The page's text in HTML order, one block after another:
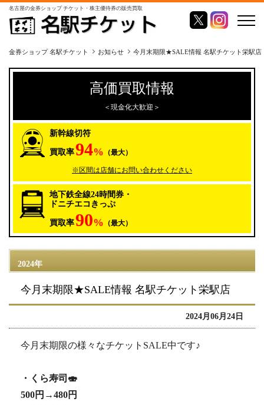
名古屋の金券ショップ チケット・株主優待券の販売買取
金券ショップ 名駅チケット お知らせ 今月末期限★SALE情報 名駅チケット栄駅店
2024年
今月末期限★SALE情報 名駅チケット栄駅店
2024月06月24日
今月末期限の様々なチケットSALE中です♪
・くら寿司🍣
500円→480円
高価買取情報
＜現金化大歓迎＞
新幹線切符
買取率94% （最大）
※区間は店舗にお問い合わせください
地下鉄全線24時間券・
ドニチエコきっぷ
買取率90% （最大）